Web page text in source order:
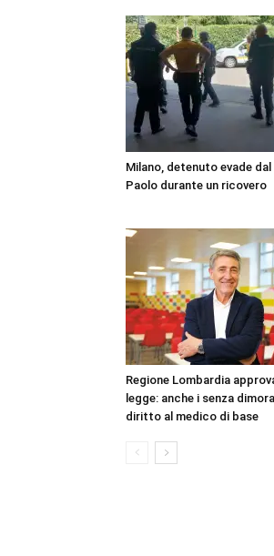
Milano, detenuto evade dal
Paolo durante un ricovero
Regione Lombardia
legge: anche i senza
diritto al medico di base